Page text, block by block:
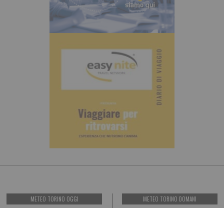
METEO TORINO OGGI METEO TORINO DOMANI